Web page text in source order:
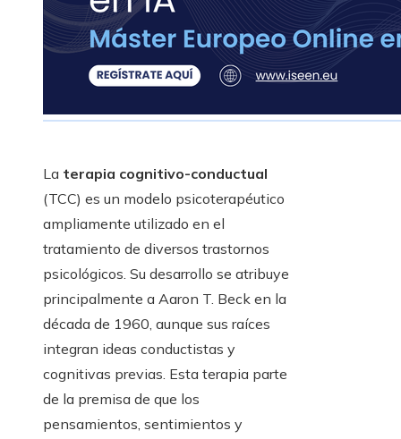
La terapia cognitivo-conductual
(TCC) es un modelo psicoterapéutico
ampliamente utilizado en el
tratamiento de diversos trastornos
psicológicos. Su desarrollo se atribuye
principalmente a Aaron T. Beck en la
década de 1960, aunque sus raíces
integran ideas conductistas y
cognitivas previas. Esta terapia parte
de la premisa de que los
pensamientos, sentimientos y